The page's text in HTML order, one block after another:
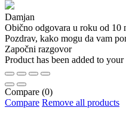
Damjan
Obično odgovara u roku od 10
Pozdrav, kako mogu da vam
Započni razgovor
Product has been added to your
Compare (0)
Compare Remove all products